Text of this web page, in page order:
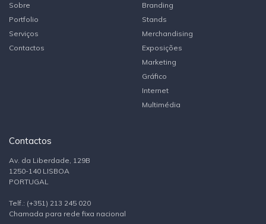
Sobre
Portfolio
Serviços
Contactos
Branding
Stands
Merchandising
Exposições
Marketing
Gráfico
Internet
Multimédia
Contactos
Av. da Liberdade, 129B
1250-140 LISBOA
PORTUGAL
Telf.: (+351) 213 245 020
Chamada para rede fixa nacional